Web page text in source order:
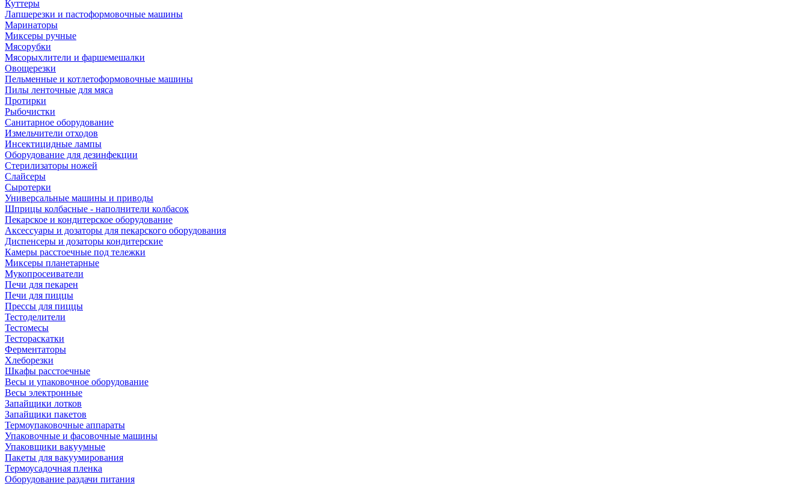
Куттеры
Лапшерезки и пастоформовочные машины
Маринаторы
Миксеры ручные
Мясорубки
Мясорыхлители и фаршемешалки
Овощерезки
Пельменные и котлетоформовочные машины
Пилы ленточные для мяса
Протирки
Рыбочистки
Санитарное оборудование
Измельчители отходов
Инсектицидные лампы
Оборудование для дезинфекции
Стерилизаторы ножей
Слайсеры
Сыротерки
Универсальные машины и приводы
Шприцы колбасные - наполнители колбасок
Пекарское и кондитерское оборудование
Аксессуары и дозаторы для пекарского оборудования
Диспенсеры и дозаторы кондитерские
Камеры расстоечные под тележки
Миксеры планетарные
Мукопросеиватели
Печи для пекарен
Печи для пиццы
Прессы для пиццы
Тестоделители
Тестомесы
Тестораскатки
Ферментаторы
Хлеборезки
Шкафы расстоечные
Весы и упаковочное оборудование
Весы электронные
Запайщики лотков
Запайщики пакетов
Термоупаковочные аппараты
Упаковочные и фасовочные машины
Упаковщики вакуумные
Пакеты для вакуумирования
Термоусадочная пленка
Оборудование раздачи питания